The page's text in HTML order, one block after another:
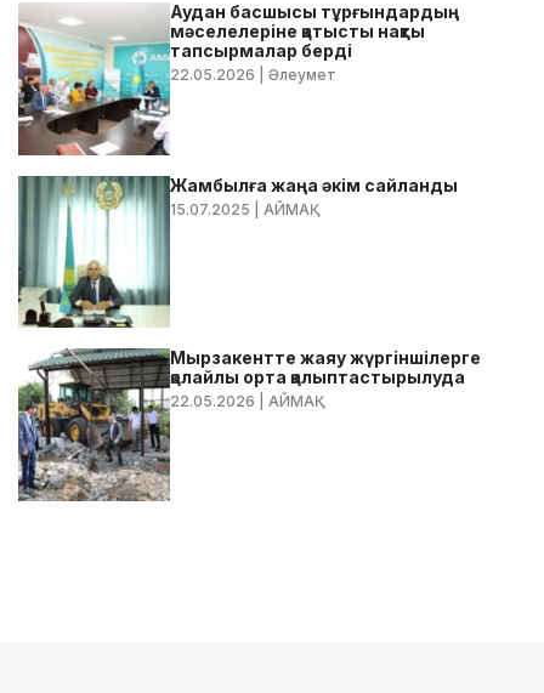
Аудан басшысы тұрғындардың
мәселелеріне қатысты нақты
тапсырмалар берді
22.05.2026 | Әлеумет
Жамбылға жаңа әкім сайланды
15.07.2025 | АЙМАҚ
Мырзакентте жаяу жүргіншілерге
қолайлы орта қалыптастырылуда
22.05.2026 | АЙМАҚ